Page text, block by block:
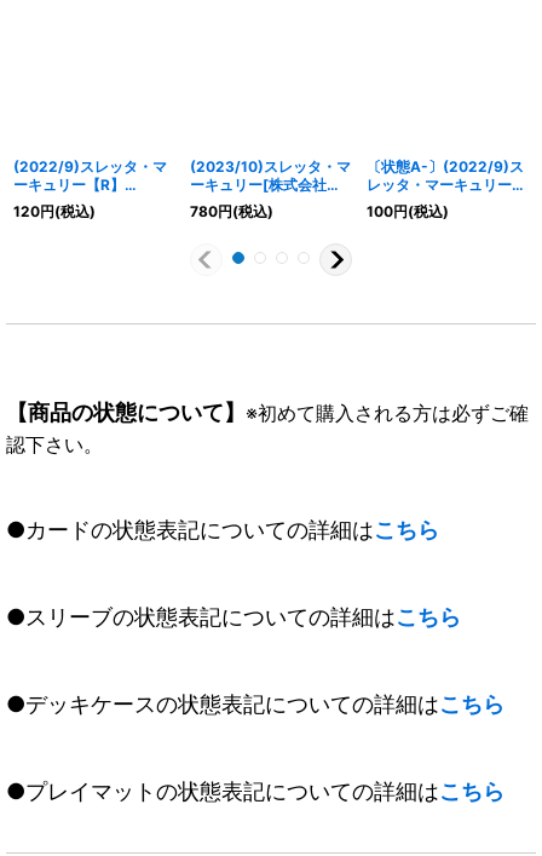
(2022/9)スレッタ・マ
ーキュリー【R】
{CB25-056}《黄》
120円(税込)
(2023/10)スレッタ・マ
ーキュリー[株式会社ガ
ンダム]【X】{CB29-
X09}《黄》
780円(税込)
〔状態A-〕(2022/9)ス
レッタ・マーキュリー
【R】{CB25-056}
《黄》
100円(税込)
【商品の状態について】 ※初めて購入される方は必ずご確
認下さい。
●カードの状態表記についての詳細はこちら
●スリーブの状態表記についての詳細はこちら
●デッキケースの状態表記についての詳細はこちら
●プレイマットの状態表記についての詳細はこちら